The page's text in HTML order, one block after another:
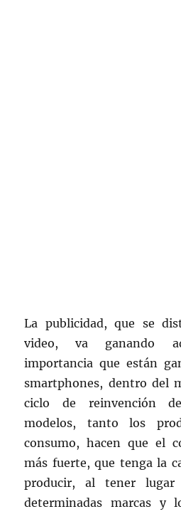
La publicidad, que se
video, va ganando
importancia que están
smartphones, dentro del
ciclo de reinvención
modelos, tanto los
consumo, hacen que el
más fuerte, que tenga la
producir, al tener
determinadas marcas y